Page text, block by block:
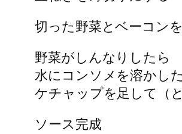
切った野菜とベーコン
野菜がしんなりしたら
水にコンソメを溶かし
ケチャップを足して（
ソース完成